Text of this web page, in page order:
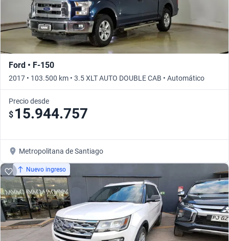
Ford • F-150
2017 • 103.500 km • 3.5 XLT AUTO DOUBLE CAB • Automático
Precio desde
$ 15.944.757
Metropolitana de Santiago
Nuevo ingreso